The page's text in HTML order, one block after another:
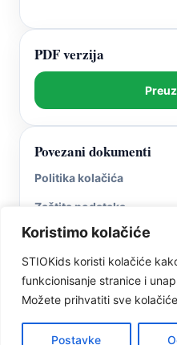
Koristimo kolačiće
STIOKids koristi kolačiće
funkcionisanje stranice i
Možete prihvatiti sve
Postavke
PDF verzija
Povezani dokumenti
Politika kolačića
Zaštita podataka
Uslovi korištenja